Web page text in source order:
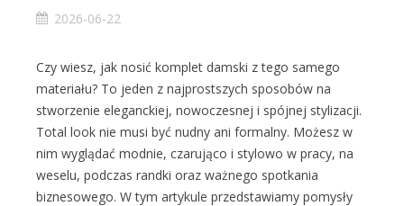
2026-06-22
Czy wiesz, jak nosić komplet damski z tego samego
materiału? To jeden z najprostszych sposobów na
stworzenie eleganckiej, nowoczesnej i spójnej stylizacji.
Total look nie musi być nudny ani formalny. Możesz w
nim wyglądać modnie, czarująco i stylowo w pracy, na
weselu, podczas randki oraz ważnego spotkania
biznesowego. W tym artykule przedstawiamy pomysły